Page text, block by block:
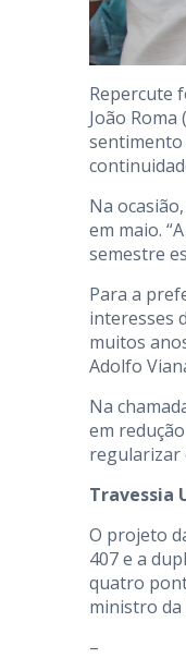
Repercute
João
sentimento
Na
em maio.
semestre
Para a
interesses
muitos
Adolfo
Na
em
regularizar
Travessia
O projeto
407 e a
quatro
ministro
–